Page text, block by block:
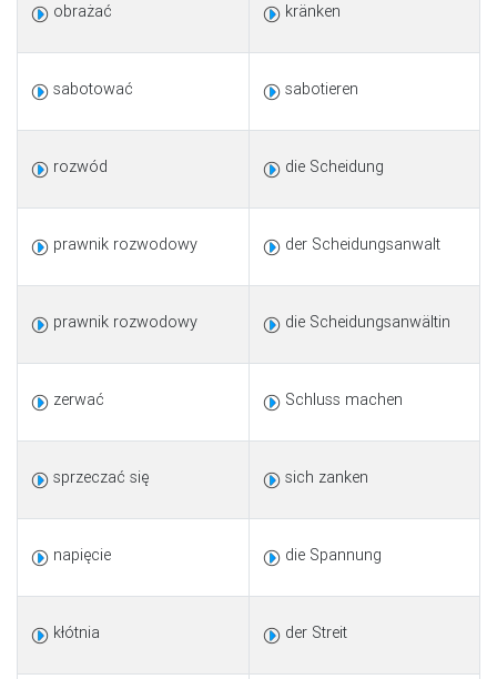
obrażać kränken
sabotować sabotieren
rozwód die Scheidung
prawnik rozwodowy der Scheidungsanwalt
prawnik rozwodowy die Scheidungsanwältin
zerwać Schluss machen
sprzeczać się sich zanken
napięcie die Spannung
kłótnia der Streit